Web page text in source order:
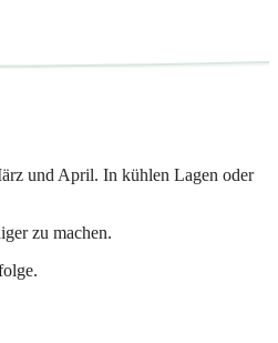
und April. In kühlen Lagen oder
zu machen.